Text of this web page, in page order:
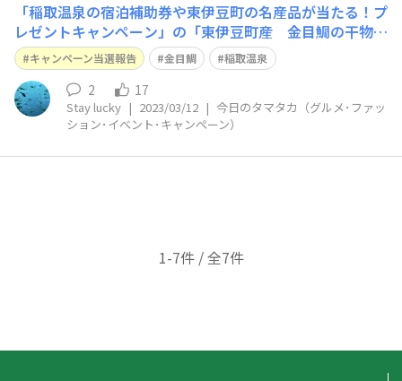
「稲取温泉の宿泊補助券や東伊豆町の名産品が当たる！プ
レゼントキャンペーン」の「東伊豆町産 金目鯛の干物セ
ット」が届きました🐟 30cm位ある立派な干物にビック
リ👀 ありがとうございました😄
キャンペーン当選報告 金目鯛 稲取温泉
2 17
Stay lucky | 2023/03/12 | 今日のタマタカ（グルメ･ファッ
ション･イベント･キャンペーン）
1-7件 / 全7件